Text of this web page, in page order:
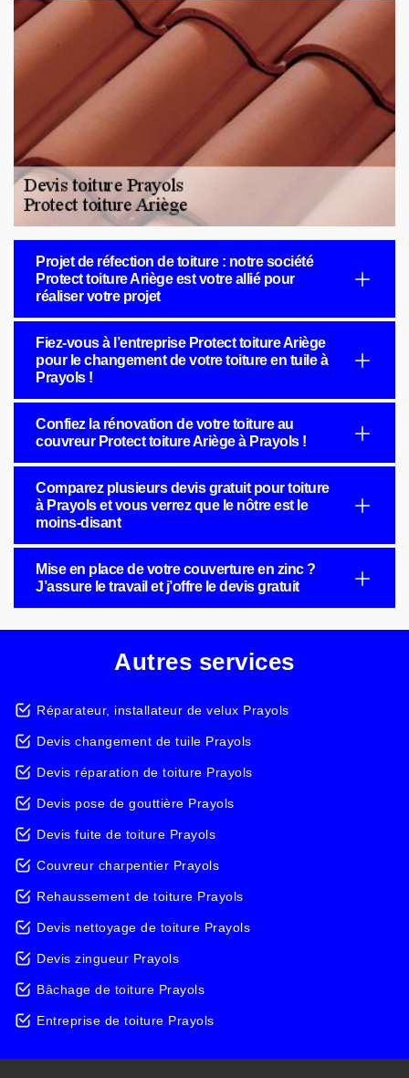
Projet de réfection de toiture : notre société
Protect toiture Ariège est votre allié pour
réaliser votre projet
Fiez-vous à l’entreprise Protect toiture Ariège
pour le changement de votre toiture en tuile à
Prayols !
Confiez la rénovation de votre toiture au
couvreur Protect toiture Ariège à Prayols !
Comparez plusieurs devis gratuit pour toiture
à Prayols et vous verrez que le nôtre est le
moins-disant
Mise en place de votre couverture en zinc ?
J’assure le travail et j’offre le devis gratuit
Autres services
Réparateur, installateur de velux Prayols
Devis changement de tuile Prayols
Devis réparation de toiture Prayols
Devis pose de gouttière Prayols
Devis fuite de toiture Prayols
Couvreur charpentier Prayols
Rehaussement de toiture Prayols
Devis nettoyage de toiture Prayols
Devis zingueur Prayols
Bâchage de toiture Prayols
Entreprise de toiture Prayols